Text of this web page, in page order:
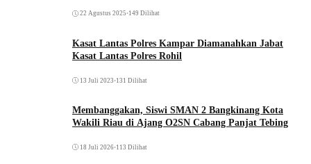
22 Agustus 2025 •149 Dilihat
Kasat Lantas Polres Kampar Diamanahkan Jabat
Kasat Lantas Polres Rohil
13 Juli 2023 •131 Dilihat
Membanggakan, Siswi SMAN 2 Bangkinang Kota
Wakili Riau di Ajang O2SN Cabang Panjat Tebing
18 Juli 2026•113 Dilihat